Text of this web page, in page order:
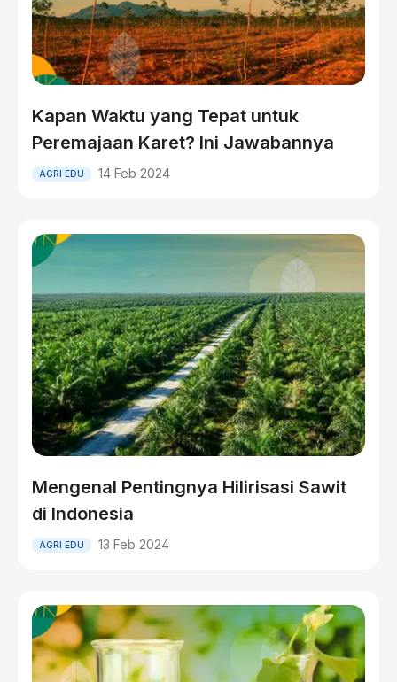
Kapan Waktu yang Tepat untuk
Peremajaan Karet? Ini Jawabannya
AGRI EDU 14 Feb 2024
Mengenal Pentingnya Hilirisasi Sawit
di Indonesia
AGRI EDU 13 Feb 2024